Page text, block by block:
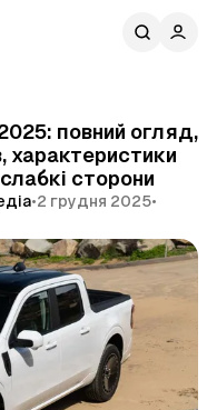
повний огляд,
характеристики
сторони
•2 грудня 2025•